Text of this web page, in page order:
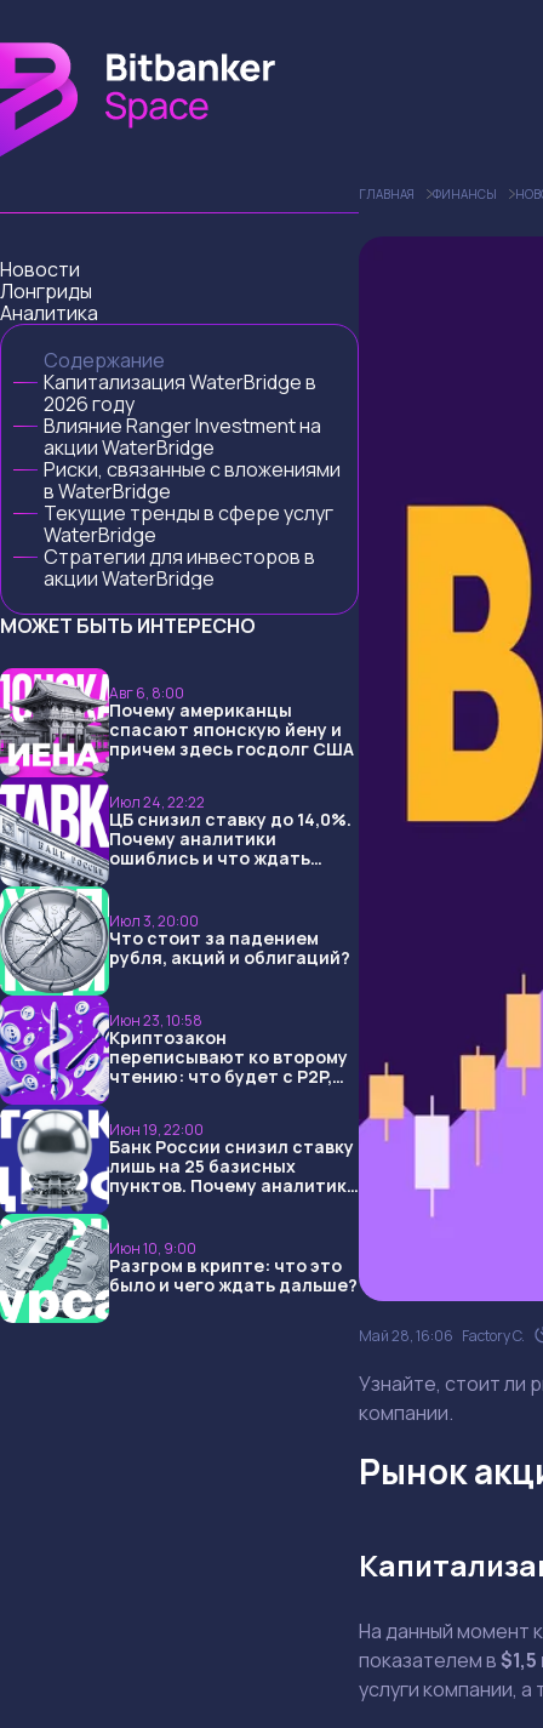
Новости
Лонгриды
Аналитика
Содержание
Капитализация WaterBridge в
2026 году
Влияние Ranger Investment на
акции WaterBridge
Риски, связанные с вложениями
в WaterBridge
Текущие тренды в сфере услуг
WaterBridge
Стратегии для инвесторов в
акции WaterBridge
МОЖЕТ БЫТЬ ИНТЕРЕСНО
Авг 6, 8:00
Почему американцы
спасают японскую йену и
причем здесь госдолг США
Июл 24, 22:22
ЦБ снизил ставку до 14,0%.
Почему аналитики
ошиблись и что ждать
Июл 3, 20:00
Что стоит за падением
рубля, акций и облигаций?
Июн 23, 10:58
Криптозакон
переписывают ко второму
чтению: что будет с P2P,
Июн 19, 22:00
Банк России снизил ставку
лишь на 25 базисных
пунктов. Почему аналитики
Июн 10, 9:00
Разгром в крипте: что это
было и чего ждать дальше?
ГЛАВНАЯ ФИНАНСЫ
Май 28, 16:06 Factory C.
Узнайте, стоит ли
компании.
Рынок
На данный момент
показателем в
услуги компании,